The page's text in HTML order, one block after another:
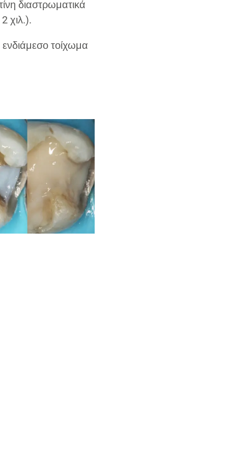
διαστρωματικά
χιλ.).
τοίχωμα